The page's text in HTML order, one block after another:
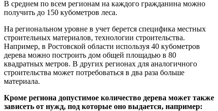
В среднем по всем регионам на каждого гражданина можно
получить до 150 кубометров леса.
На региональном уровне в учет берется специфика местных
строительных материалов, технологии строительства.
Например, в Ростовской области используя 40 кубометров
дерева можно построить дом общей площадью в 80
квадратных метров. В других регионах для аналогичного
строительства может потребоваться в два раза больше
материала.
Кроме региона допустимое количество дерева может также
зависеть от нужд, под которые оно выдается, например: